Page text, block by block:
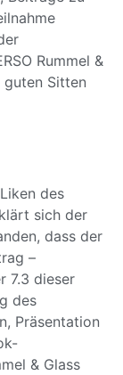
Rummel &
Sitten
des
sich der
dass der
–
7.3 dieser
des
Präsentation
& Glass